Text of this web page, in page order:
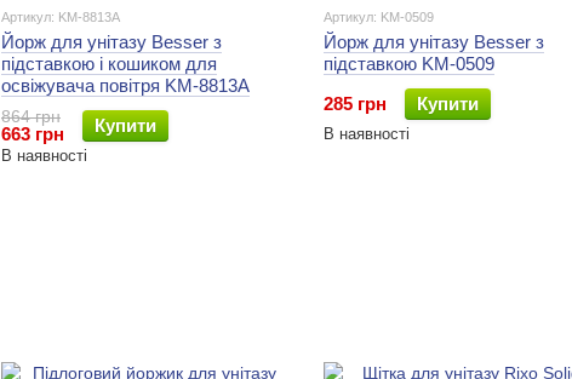
Артикул: KM-8813A
Йорж для унітазу Besser з
підставкою і кошиком для
освіжувача повітря KM-8813A
864 грн
663 грн Купити
В наявності
Артикул: KM-0509
Йорж для унітазу Besser з
підставкою KM-0509
285 грн
Купити
В наявності